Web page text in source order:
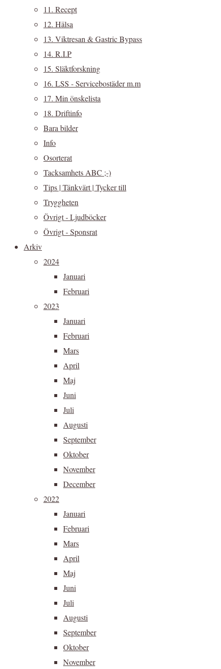
11. Recept
12. Hälsa
13. Viktresan & Gastric Bypass
14. R.I.P
15. Släktforskning
16. LSS - Servicebostäder m.m
17. Min önskelista
18. Driftinfo
Bara bilder
Info
Osorterat
Tacksamhets ABC ;-)
Tips | Tänkvärt | Tycker till
Tryggheten
Övrigt - Ljudböcker
Övrigt - Sponsrat
Arkiv
2024
Januari
Februari
2023
Januari
Februari
Mars
April
Maj
Juni
Juli
Augusti
September
Oktober
November
December
2022
Januari
Februari
Mars
April
Maj
Juni
Juli
Augusti
September
Oktober
November